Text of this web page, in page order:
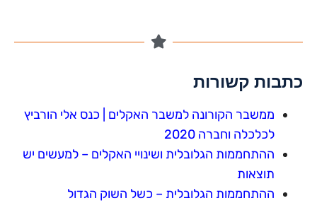
כתבות קשורות
ממשבר הקורונה למשבר האקלים | כנס אלי הורביץ
לכלכלה וחברה 2020
ההתחממות הגלובלית ושינויי האקלים – למעשים יש
תוצאות
ההתחממות הגלובלית – כשל השוק הגדול